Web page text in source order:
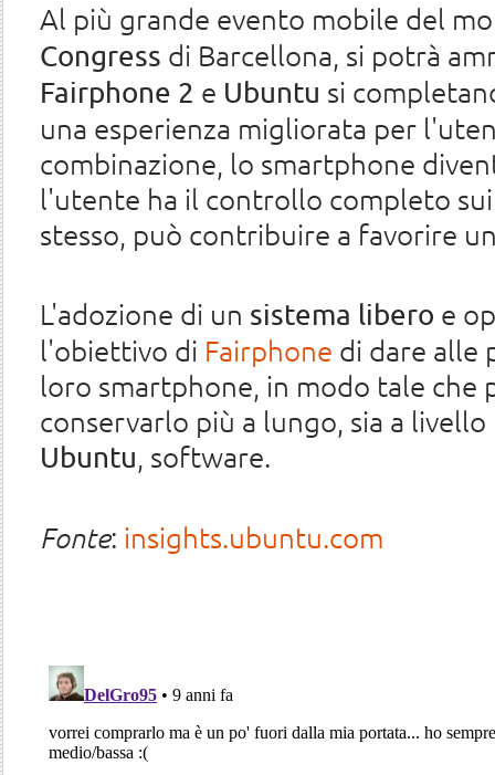
Al più grande evento mobile del
Congress di Barcellona, si potrà
Fairphone 2 e Ubuntu si
una esperienza migliorata per
combinazione, lo smartphone
l'utente ha il controllo completo
stesso, può contribuire a favorire
L'adozione di un sistema libero e
l'obiettivo di Fairphone di dare alle
loro smartphone, in modo tale che
conservarlo più a lungo, sia a
Ubuntu , software.
Fonte: insights.ubuntu.com